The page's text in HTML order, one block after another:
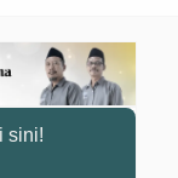
sini!